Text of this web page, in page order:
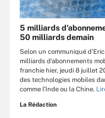
5 milliards
50 milliards demain
Selon un communiqué
milliards d'abonnements
franchie hier, jeudi 8 juillet
des technologies mobiles
comme l'Inde ou la Chine.
La Rédaction